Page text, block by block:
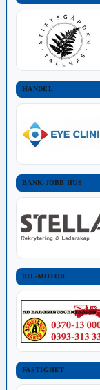
HANDEL
BANK-JOBB-HUS
BIL-MOTOR
FASTIGHET